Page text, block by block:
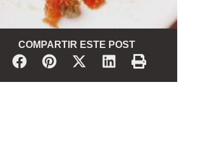
COMPARTIR ESTE POST